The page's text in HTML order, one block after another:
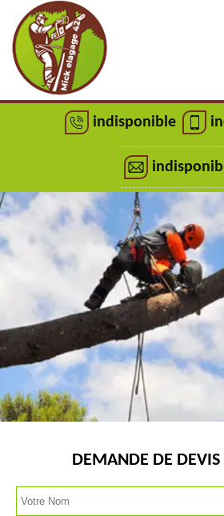
indisponible
DEMANDE DE DEVIS